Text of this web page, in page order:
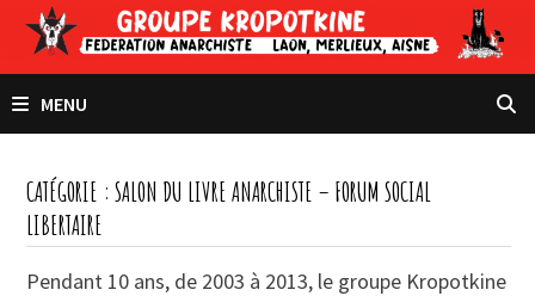
Passer
contenu
MENU
CATÉGORIE :SALON DU LIVRE ANARCHISTE – FORUM SOCIAL
LIBERTAIRE
Pendant 10 ans, de 2003 à 2013, le groupe Kropotkine